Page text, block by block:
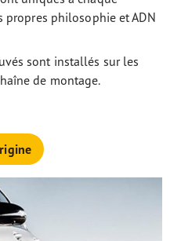
philosophie et ADN
sont installés sur les
de montage.